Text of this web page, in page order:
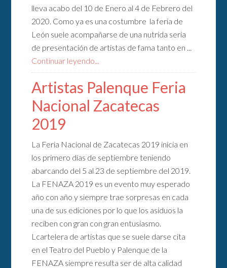
lleva acabo del 10 de Enero al 4 de Febrero del
2020. Como ya es una costumbre la feria de
León suele acompañarse de una nutrida seria
de presentación de artistas de fama tanto en ...
Continuar leyendo...
Artistas Palenque Feria
Nacional Zacatecas
2019
La Feria Nacional de Zacatecas 2019 inicia en
los primero días de septiembre teniendo
abarcando del 5 al 23 de septiembre del 2019.
La FENAZA 2019 es un evento muy esperado
año con año y siempre trae sorpresas en cada
una de sus ediciones por lo que los asiduos la
reciben con gran con gran entusiasmo.
Lcartelera de artistas que se suele darse cita
en el Teatro del Pueblo y Palenque de la
FENAZA siempre resulta ser de alta calidad